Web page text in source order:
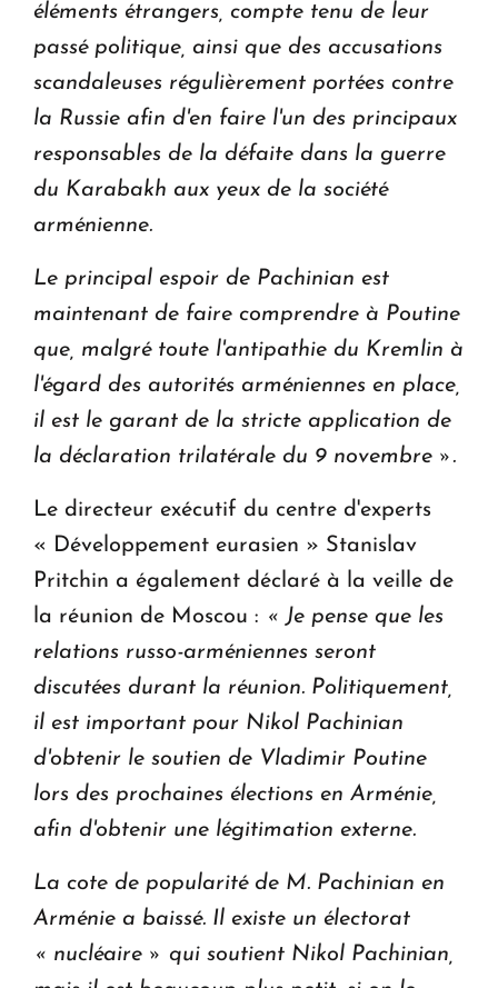
éléments étrangers, compte tenu de leur
passé politique, ainsi que des accusations
scandaleuses régulièrement portées contre
la Russie afin d'en faire l'un des principaux
responsables de la défaite dans la guerre
du Karabakh aux yeux de la société
arménienne.
Le principal espoir de Pachinian est
maintenant de faire comprendre à Poutine
que, malgré toute l'antipathie du Kremlin à
l'égard des autorités arméniennes en place,
il est le garant de la stricte application de
la déclaration trilatérale du 9 novembre ».
Le directeur exécutif du centre d'experts
« Développement eurasien » Stanislav
Pritchin a également déclaré à la veille de
la réunion de Moscou : « Je pense que les
relations russo-arméniennes seront
discutées durant la réunion. Politiquement,
il est important pour Nikol Pachinian
d'obtenir le soutien de Vladimir Poutine
lors des prochaines élections en Arménie,
afin d'obtenir une légitimation externe.
La cote de popularité de M. Pachinian en
Arménie a baissé. Il existe un électorat
« nucléaire » qui soutient Nikol Pachinian,